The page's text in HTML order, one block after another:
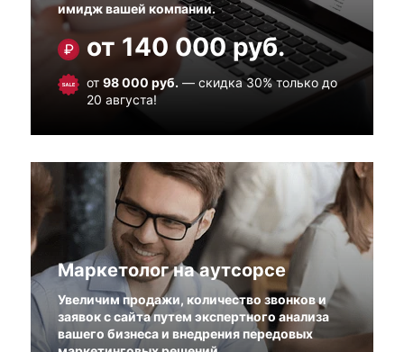
имидж вашей компании.
от 140 000 руб.
от 98 000 руб. — скидка 30% только до
20 августа!
Маркетолог на аутсорсе
Увеличим продажи, количество звонков и
заявок с сайта путем экспертного анализа
вашего бизнеса и внедрения передовых